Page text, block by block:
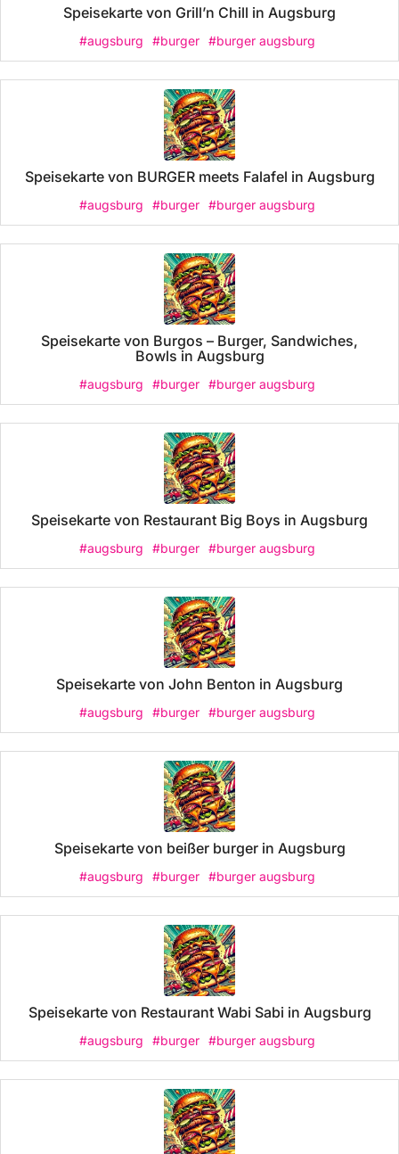
Speisekarte von Grill’n Chill in Augsburg
#augsburg #burger #burger augsburg
Speisekarte von BURGER meets Falafel in Augsburg
#augsburg #burger #burger augsburg
Speisekarte von Burgos – Burger, Sandwiches,
Bowls in Augsburg
#augsburg #burger #burger augsburg
Speisekarte von Restaurant Big Boys in Augsburg
#augsburg #burger #burger augsburg
Speisekarte von John Benton in Augsburg
#augsburg #burger #burger augsburg
Speisekarte von beißer burger in Augsburg
#augsburg #burger #burger augsburg
Speisekarte von Restaurant Wabi Sabi in Augsburg
#augsburg #burger #burger augsburg